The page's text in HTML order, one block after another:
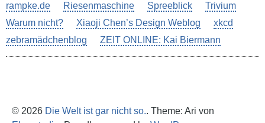
rampke.de
Riesenmaschine Spreeblick
Trivium
Warum nicht?
Xiaoji Chen’s Design Weblog
xkcd
zebramädchenblog
ZEIT ONLINE: Kai Biermann
© 2026 Die Welt ist gar nicht so.. Theme: Ari von